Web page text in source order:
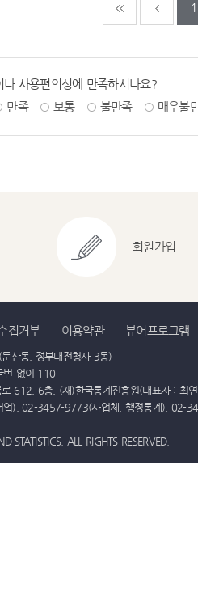
1
다음페이지마지
나 사용편의성에 만족하시나요?
만족 보통 불만족 매우불
회원가입
집거부 이용약관 뷰어프로그램
산동, 정부대전청사 3동)
없이 110
612, 6층, (재)한국통계진흥원(대표자 : 최
), 02-3457-9773(사업체, 행정통계), 02-
ALL RIGHTS RESERVED.